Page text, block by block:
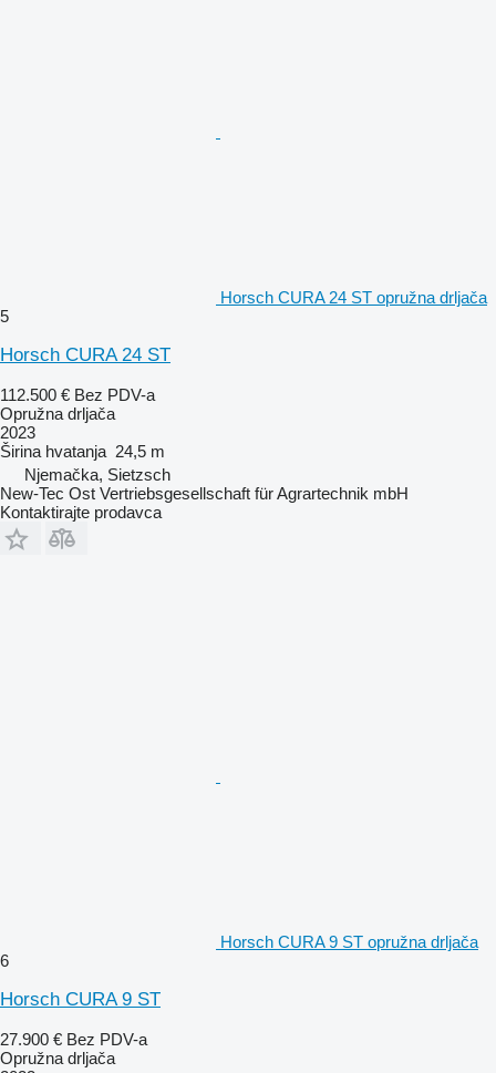
Horsch CURA 24 ST opružna drljača
5
Horsch CURA 24 ST
112.500 € Bez PDV-a
Opružna drljača
2023
Širina hvatanja 24,5 m
Njemačka, Sietzsch
New-Tec Ost Vertriebsgesellschaft für Agrartechnik mbH
Kontaktirajte prodavca
Horsch CURA 9 ST opružna drljača
6
Horsch CURA 9 ST
27.900 € Bez PDV-a
Opružna drljača